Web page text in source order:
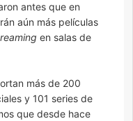
antes que en
aún más películas
en salas de
más de 200
y 101 series de
que desde hace